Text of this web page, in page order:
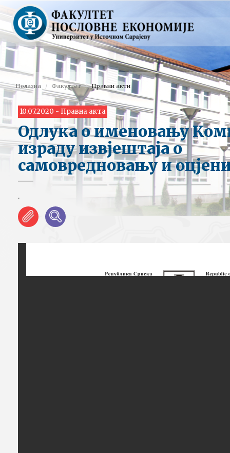
Полазна Факултет Правни акти
10.07.2020 - Правна акта
Одлука о именовању
израду извјештаја о
самовредновању и
.